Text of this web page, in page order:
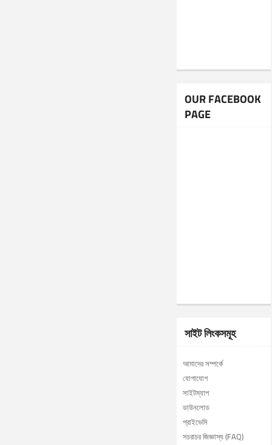
OUR FACEBOOK
PAGE
সাইট লিংকসমূহ
আমাদের সম্পর্কে
যোগাযোগ
সাইটম্যাপ
ডাউনলোড
প্রাইভেসি
সচরাচর জিজ্ঞাস্য (FAQ)